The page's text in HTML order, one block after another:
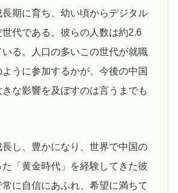
長期に育ち、幼い頃からデジタル
代である。彼らの人数は約2.6
る。人口の多いこの世代が就職
うに参加するかが、今後の中国
な影響を及ぼすのは言うまでも
し、豊かになり、世界で中国の
「黄金時代」を経験してきた彼
に自信にあふれ、希望に満ちて